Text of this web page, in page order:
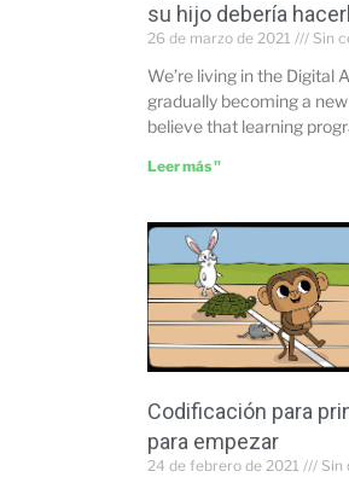
su hijo debería
26 de marzo de 2021 Sin
We’re living in the Digital
gradually becoming a
believe that learning
Leer más "
Codificación para
para empezar
24 de febrero de 2021 Sin